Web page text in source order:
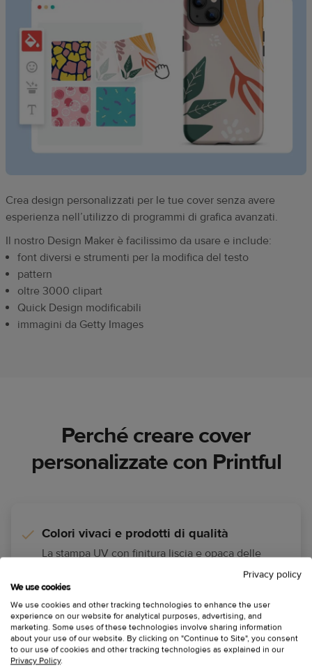
Crea design personalizzati per le tue cover senza avere
esperienza nell’utilizzo di programmi di grafica avanzati.
Il nostro Design Maker è facilissimo da usare e include:
font diversi e strumenti per la modifica del testo
pattern
oltre 3000 clipart
Quick Design modificabili
immagini da Getty Images
Perché creare cover
personalizzate con Printful
Colori vivaci e prodotti di qualità
La stampa UV con finitura liscia e opaca delle
nostre custodie garantisce lunga vita sia al prodotto
che al telefono.
Nessun minimo d'ordine
Puoi creare custodie per te e per i tuoi cari e
ordinarne la quantità che desideri.
Privacy policy
We use cookies
We use cookies and other tracking technologies to enhance the user
experience on our website for analytical purposes, advertising, and
marketing. Some uses of these technologies involve sharing information
about your use of our website. By clicking on "Continue to Site", you consent
to our use of cookies and other tracking technologies as explained in our
Privacy Policy.